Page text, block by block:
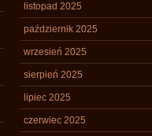
listopad 2025
październik 2025
wrzesień 2025
sierpień 2025
lipiec 2025
czerwiec 2025